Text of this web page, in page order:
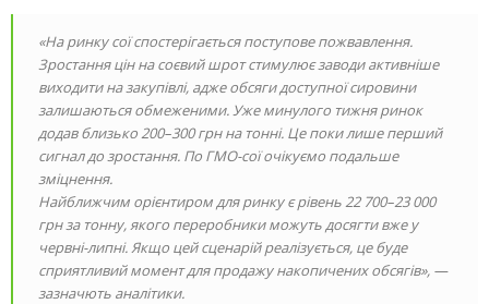
«На ринку сої спостерігається поступове пожвавлення.
Зростання цін на соєвий шрот стимулює заводи активніше
виходити на закупівлі, адже обсяги доступної сировини
залишаються обмеженими. Уже минулого тижня ринок
додав близько 200–300 грн на тонні. Це поки лише перший
сигнал до зростання. По ГМО-сої очікуємо подальше
зміцнення.
Найближчим орієнтиром для ринку є рівень 22 700–23 000
грн за тонну, якого переробники можуть досягти вже у
червні-липні. Якщо цей сценарій реалізується, це буде
сприятливий момент для продажу накопичених обсягів», —
зазначють аналітики.